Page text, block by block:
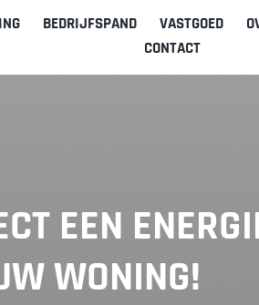
BEDRIJFSPAND VASTGOED
CONTACT
EEN
WONING!